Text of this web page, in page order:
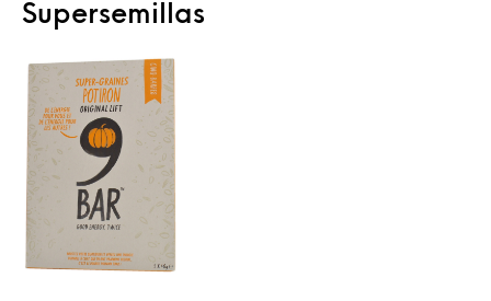
Supersemillas